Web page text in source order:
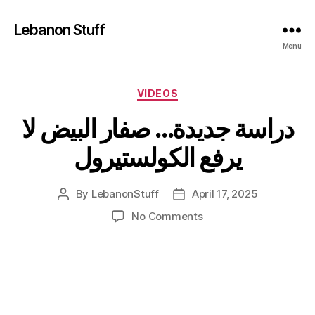
Lebanon Stuff
Menu
Categories
VIDEOS
دراسة جديدة… صفار البيض لا
يرفع الكولستيرول
Post
By LebanonStuff
PostApril 17, 2025
No Commentson